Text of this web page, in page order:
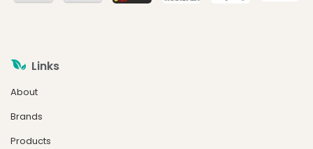
Links
About
Brands
Products